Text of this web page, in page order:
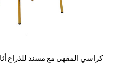
كراسي المقهى مع مسند للذراع